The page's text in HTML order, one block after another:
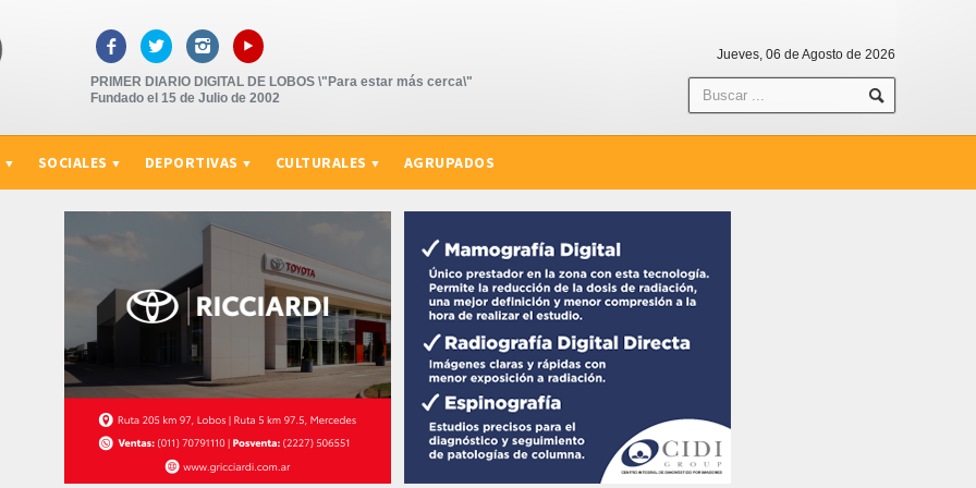
   ▸
PRIMER DIARIO DIGITAL DE LOBOS \"Para estar más cerca\"
Fundado el 15 de Julio de 2002
Jueves, 06 de Agosto de 2026
SOCIALES DEPORTIVAS CULTURALES AGRUPADOS